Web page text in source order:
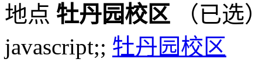
地点 牡丹园校区 （已选
javascript;; 牡丹园校区